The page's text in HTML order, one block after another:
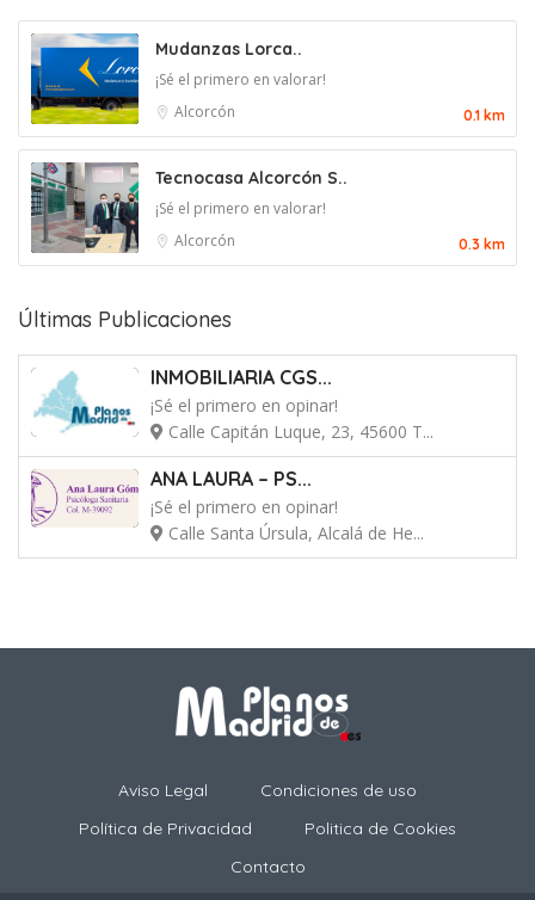
Mudanzas Lorca..
¡Sé el primero en valorar!
Alcorcón
0.1 km
Tecnocasa Alcorcón S..
¡Sé el primero en valorar!
Alcorcón
0.3 km
Últimas Publicaciones
INMOBILIARIA CGS...
¡Sé el primero en opinar!
Calle Capitán Luque, 23, 45600 T...
ANA LAURA – PS...
¡Sé el primero en opinar!
Calle Santa Úrsula, Alcalá de He...
Aviso Legal
Condiciones de uso
Política de Privacidad
Politica de Cookies
Contacto